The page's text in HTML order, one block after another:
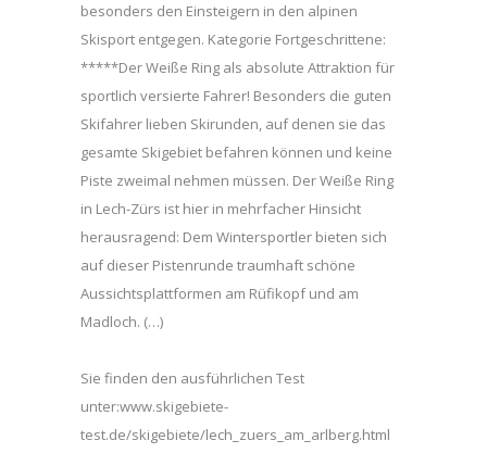
besonders den Einsteigern in den alpinen
Skisport entgegen. Kategorie Fortgeschrittene:
*****Der Weiße Ring als absolute Attraktion für
sportlich versierte Fahrer! Besonders die guten
Skifahrer lieben Skirunden, auf denen sie das
gesamte Skigebiet befahren können und keine
Piste zweimal nehmen müssen. Der Weiße Ring
in Lech-Zürs ist hier in mehrfacher Hinsicht
herausragend: Dem Wintersportler bieten sich
auf dieser Pistenrunde traumhaft schöne
Aussichtsplattformen am Rüfikopf und am
Madloch. (…)
Sie finden den ausführlichen Test
unter:www.skigebiete-
test.de/skigebiete/lech_zuers_am_arlberg.html